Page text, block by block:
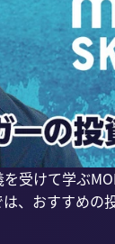
けて学ぶ
、おすすめの